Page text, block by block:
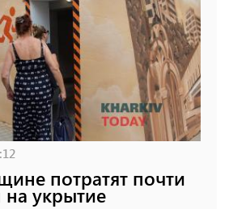
потратят почти
укрытие